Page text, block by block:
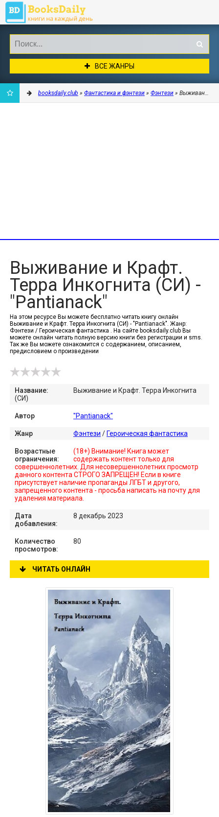
ВСЕ ЖАНРЫ
booksdaily.club » Фантастика и фэнтези » Фэнтези » Выживание и
Выживание и Крафт.
Терра Инкогнита (СИ) -
"Pantianack"
На этом ресурсе Вы можете бесплатно читать книгу онлайн
Выживание и Крафт. Терра Инкогнита (СИ) - "Pantianack". Жанр:
Фэнтези / Героическая фантастика . На сайте booksdaily.club Вы
можете онлайн читать полную версию книги без регистрации и sms.
Так же Вы можете ознакомится с содержанием, описанием,
предисловием о произведении
Название:
Выживание и Крафт. Терра Инкогнита
(СИ)
Автор "Pantianack"
Жанр Фэнтези / Героическая фантастика
Возрастные
ограничения:
(18+) Внимание! Книга может
содержать контент только для
совершеннолетних. Для несовершеннолетних просмотр
данного контента СТРОГО ЗАПРЕЩЕН! Если в книге
присутствует наличие пропаганды ЛГБТ и другого,
запрещенного контента - просьба написать на почту для
удаления материала.
Дата
добавления:
8 декабрь 2023
Количество
просмотров:
80
ЧИТАТЬ ОНЛАЙН